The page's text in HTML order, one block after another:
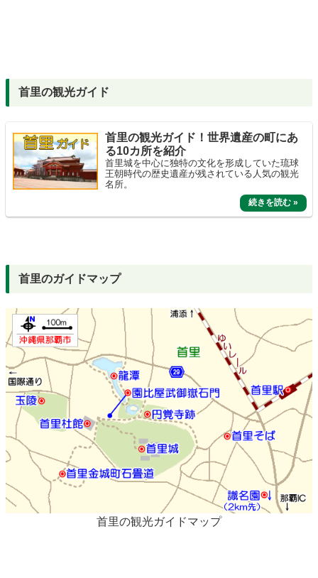
首里の観光ガイド
首里の観光ガイド！世界遺産の町にあ
る10カ所を紹介
首里城を中心に独特の文化を形成していた琉球
王朝時代の歴史遺産が残されている人気の観光
名所。
首里のガイドマップ
首里の観光ガイドマップ